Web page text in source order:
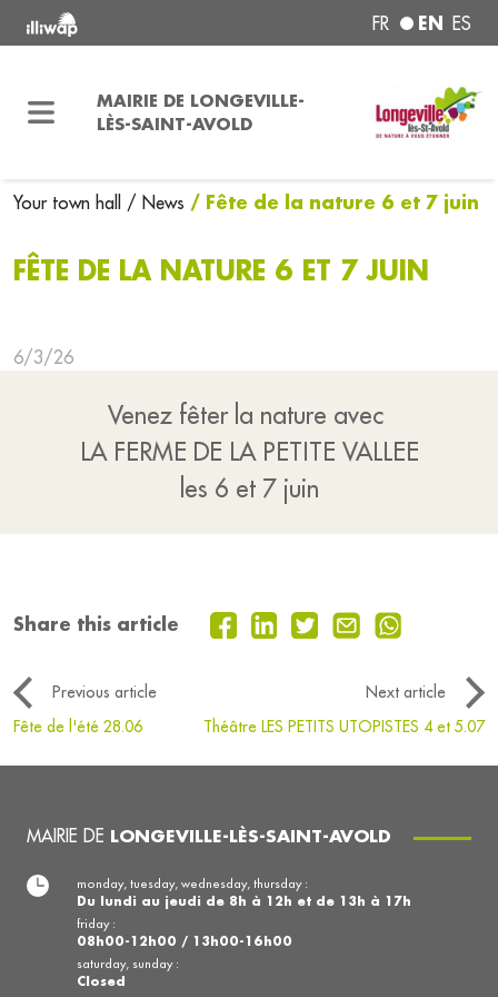
FR EN ES
MAIRIE DE LONGEVILLE-
LÈS-SAINT-AVOLD
Your town hall / News / Fête de la nature 6 et 7 juin
FÊTE DE LA NATURE 6 ET 7 JUIN
6/3/26
Venez fêter la nature avec
LA FERME DE LA PETITE VALLEE
les 6 et 7 juin
Share this article
Previous article
Next article
Fête de l'été 28.06
Théâtre LES PETITS UTOPISTES 4 et 5.07
MAIRIE DE LONGEVILLE-LÈS-SAINT-AVOLD
monday, tuesday, wednesday, thursday :
Du lundi au jeudi de 8h à 12h et de 13h à 17h
friday :
08h00-12h00 / 13h00-16h00
saturday, sunday :
Closed